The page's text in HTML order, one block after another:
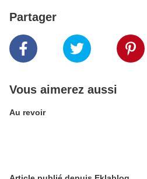
Partager
Vous aimerez aussi
Au revoir